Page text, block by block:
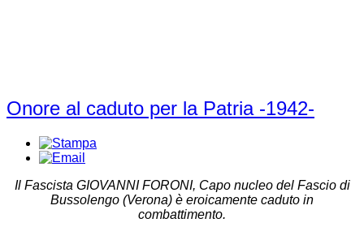
Onore al caduto per la Patria -1942-
Il Fascista GIOVANNI FORONI, Capo nucleo del Fascio di
Bussolengo (Verona) è eroicamente caduto in
combattimento.